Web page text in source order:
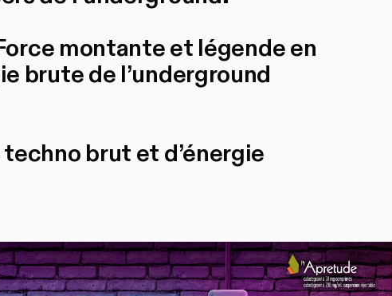
montante et légende en
brute de l’underground
brut et d’énergie